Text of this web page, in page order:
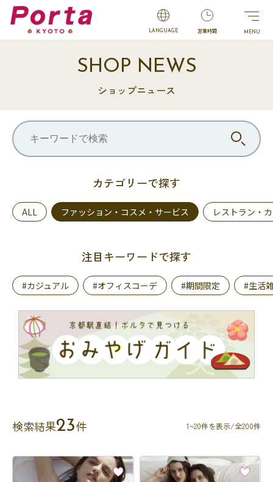
LANGUAGE 営業時間
SHOP NEWS
ショップニュース
カテゴリーで探す
ALL ファッション・コスメ・サービス レストラン・
注目キーワードで探す
#カジュアル #オフィスコーデ #期間限定 #生活
検索結果23件 1~20件を表示/全200件